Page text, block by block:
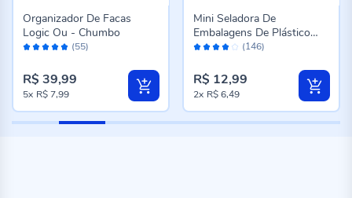
Avaliação: (55)
Organizador De Facas
Logic Ou - Chumbo
R$ 39,99
5x R$ 7,99
Avaliação: (146)
Mini Seladora De
Embalagens De Plástico
Lyor - Cinza
R$ 12,99
2x R$ 6,49